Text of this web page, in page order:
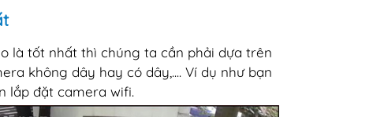
là tốt nhất thì chúng ta cần phải dựa trên
không dây hay có dây,.... Ví dụ như bạn
lắp đặt camera wifi.